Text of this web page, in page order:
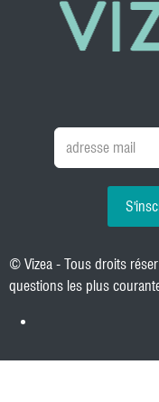
© Vizea - Tous droits
questions les plus